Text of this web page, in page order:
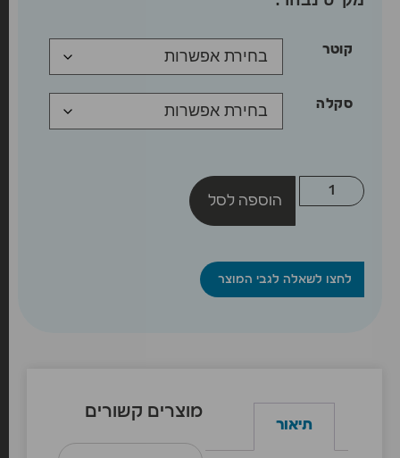
קוטר
סקלה
הוספה לסל
לחצו לשאלה לגבי המוצר
תיאור
מוצרים קשורים